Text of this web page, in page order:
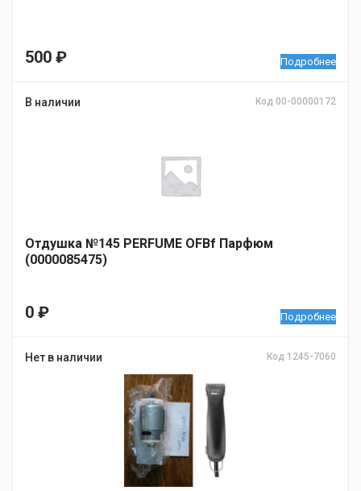
500 ₽ Подробнее
В наличии Код 00-00000172
Отдушка №145 PERFUME OFBf Парфюм
(0000085475)
0 ₽ Подробнее
Нет в наличии Код 1245-7060